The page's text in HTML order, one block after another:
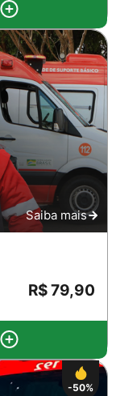
Saiba mais
R$ 79,90
-50%